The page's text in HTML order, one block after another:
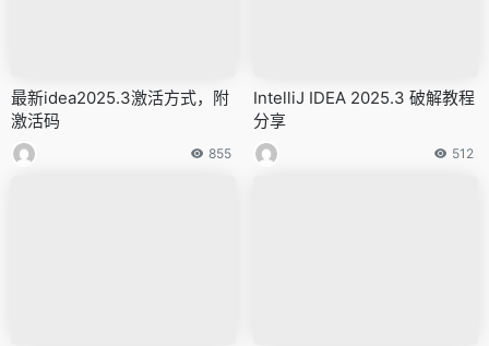
最新idea2025.3激活方式，附
激活码
855
IntelliJ IDEA 2025.3 破解教程
分享
512